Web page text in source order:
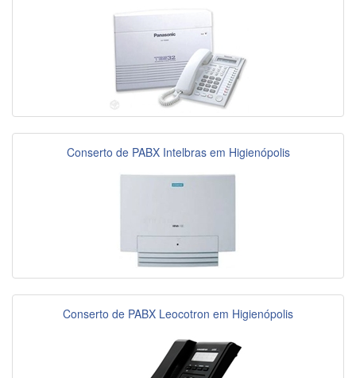
Conserto de PABX Intelbras em Higienópolis
Conserto de PABX Leocotron em Higienópolis